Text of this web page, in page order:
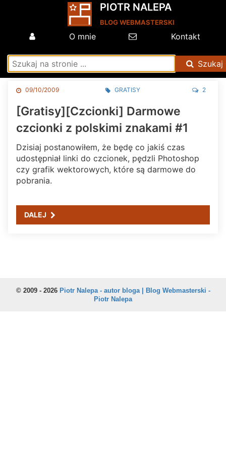
[Gratisy][Czcionki] Darmowe
czcionki z polskimi znakami #1
Dzisiaj postanowiłem, że będę co jakiś czas
udostępniał linki do czcionek, pędzli Photoshop
czy grafik wektorowych, które są darmowe do
pobrania.
DALEJ
09/10/2009 GRATISY 2
PIOTR NALEPA
BLOG WEBMASTERSKI
O mnie Kontakt
Szukaj
© 2009 - 2026 Piotr Nalepa - autor bloga | Blog Webmasterski -
Piotr Nalepa